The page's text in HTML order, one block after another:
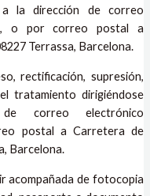
la dirección de correo
o por correo postal a
Terrassa, Barcelona.
rectificación, supresión,
tratamiento dirigiéndose
correo electrónico
postal a Carretera de
Barcelona.
acompañada de fotocopia